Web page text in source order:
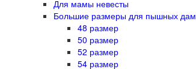
Для мамы невесты
Большие размеры для пышных дам
48 размер
50 размер
52 размер
54 размер